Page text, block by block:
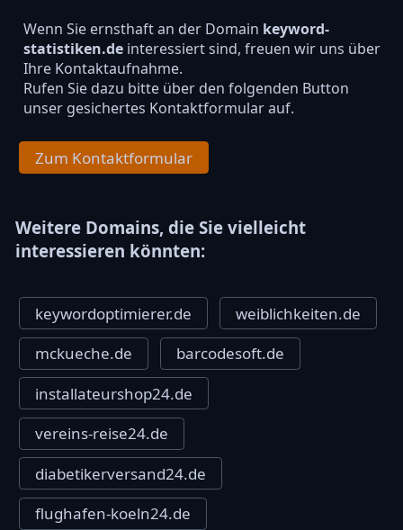
Wenn Sie ernsthaft an der Domain keyword-
statistiken.deinteressiert sind, freuen wir uns über
Ihre Kontaktaufnahme.
Rufen Sie dazu bitte über den folgenden Button
unser gesichertes Kontaktformular auf.
Zum Kontaktformular
Weitere Domains, die Sie vielleicht
interessieren könnten:
keywordoptimierer.de
weiblichkeiten.de
mckueche.de
barcodesoft.de
installateurshop24.de
vereins-reise24.de
diabetikerversand24.de
flughafen-koeln24.de